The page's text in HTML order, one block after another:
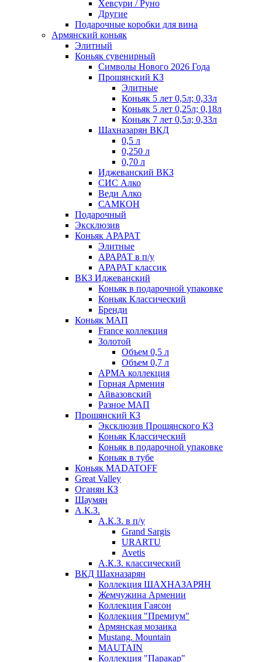
Хевсури / Руно
Другие
Подарочные коробки для вина
Армянский коньяк
Элитный
Коньяк сувенирный
Символы Нового 2026 Года
Прошянский КЗ
Элитные
Коньяк 5 лет 0,5л; 0,33л
Коньяк 5 лет 0,25л; 0,18л
Коньяк 7 лет 0,5л; 0,33л
Шахназарян ВКД
0,5 л
0,250 л
0,70 л
Иджеванский ВКЗ
СИС Алко
Веди Алко
САМКОН
Подарочный
Эксклюзив
Коньяк АРАРАТ
Элитные
АРАРАТ в п/у
АРАРАТ классик
ВКЗ Иджеванский
Коньяк в подарочной упаковке
Коньяк Классический
Бренди
Коньяк МАП
France коллекция
Золотой
Объем 0,5 л
Объем 0,7 л
АРМА коллекция
Горная Армения
Айвазовский
Разное МАП
Прошянский КЗ
Эксклюзив Прошянского КЗ
Коньяк Классический
Коньяк в подарочной упаковке
Коньяк в тубе
Коньяк MADATOFF
Great Valley
Оганян КЗ
Шаумян
А.К.З.
А.К.З. в п/у
Grand Sargis
URARTU
Avetis
А.К.З. классический
ВКД Шахназарян
Коллекция ШАХНАЗАРЯН
Жемчужина Армении
Коллекция Гаясон
Коллекция "Премиум"
Армянская мозаика
Mustang. Mountain
MAUTAIN
Коллекция "Паракар"